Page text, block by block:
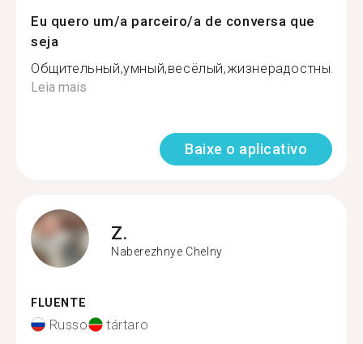
Eu quero um/a parceiro/a de conversa que
seja
Общительный,умный,весёлый,жизнерадостны...
Leia mais
Baixe o aplicativo
Z.
Naberezhnye Chelny
FLUENTE
Russo tártaro